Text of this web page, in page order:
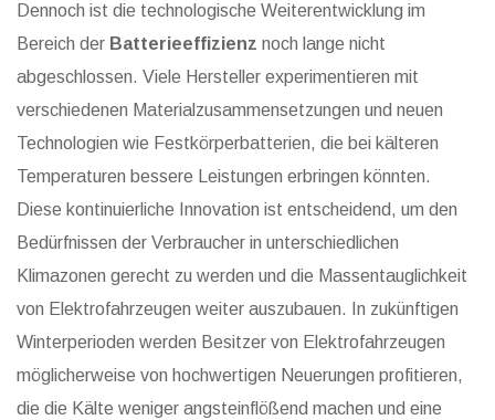
Dennoch ist die technologische Weiterentwicklung im
Bereich der Batterieeffizienz noch lange nicht
abgeschlossen. Viele Hersteller experimentieren mit
verschiedenen Materialzusammensetzungen und neuen
Technologien wie Festkörperbatterien, die bei kälteren
Temperaturen bessere Leistungen erbringen könnten.
Diese kontinuierliche Innovation ist entscheidend, um den
Bedürfnissen der Verbraucher in unterschiedlichen
Klimazonen gerecht zu werden und die Massentauglichkeit
von Elektrofahrzeugen weiter auszubauen. In zukünftigen
Winterperioden werden Besitzer von Elektrofahrzeugen
möglicherweise von hochwertigen Neuerungen profitieren,
die die Kälte weniger angsteinflößend machen und eine